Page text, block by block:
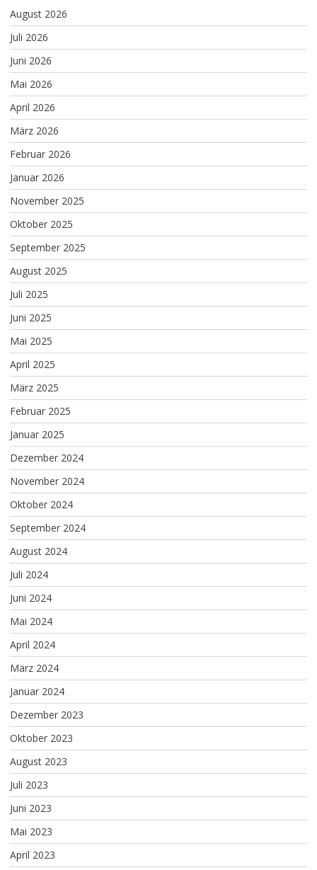
August 2026
Juli 2026
Juni 2026
Mai 2026
April 2026
März 2026
Februar 2026
Januar 2026
November 2025
Oktober 2025
September 2025
August 2025
Juli 2025
Juni 2025
Mai 2025
April 2025
März 2025
Februar 2025
Januar 2025
Dezember 2024
November 2024
Oktober 2024
September 2024
August 2024
Juli 2024
Juni 2024
Mai 2024
April 2024
März 2024
Januar 2024
Dezember 2023
Oktober 2023
August 2023
Juli 2023
Juni 2023
Mai 2023
April 2023